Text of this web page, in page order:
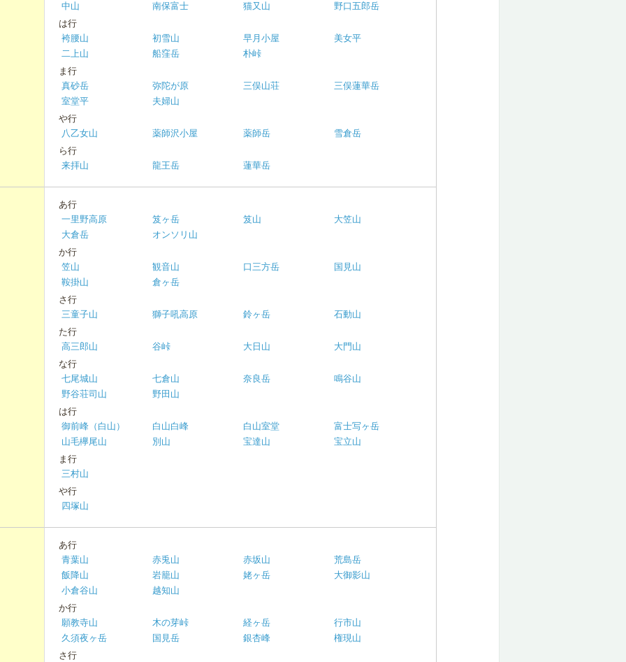
中山
南保富士 猫又山
野口五郎岳
は行
袴腰山
初雪山 早月小屋
美女平
二上山
船窪岳
朴峠
ま行
真砂岳
弥陀が原 三俣山荘
三俣蓮華岳
室堂平
夫婦山
や行
八乙女山
薬師沢小屋 薬師岳
雪倉岳
ら行
来拝山
龍王岳 蓮華岳
あ行
一里野高原
笈ヶ岳 笈山
大笠山
大倉岳
オンソリ山
か行
笠山
観音山 口三方岳
国見山
鞍掛山
倉ヶ岳
さ行
三童子山
獅子吼高原 鈴ヶ岳
石動山
た行
高三郎山
谷峠 大日山
大門山
な行
七尾城山
七倉山 奈良岳
鳴谷山
野谷荘司山
野田山
は行
御前峰（白山）
白山白峰 白山室堂
富士写ヶ岳
山毛欅尾山
別山 宝達山
宝立山
ま行
三村山
や行
四塚山
あ行
青葉山
赤兎山 赤坂山
荒島岳
飯降山
岩籠山 姥ヶ岳
大御影山
小倉谷山
越知山
か行
願教寺山
木の芽峠 経ヶ岳
行市山
久須夜ヶ岳
国見岳 銀杏峰
権現山
さ行